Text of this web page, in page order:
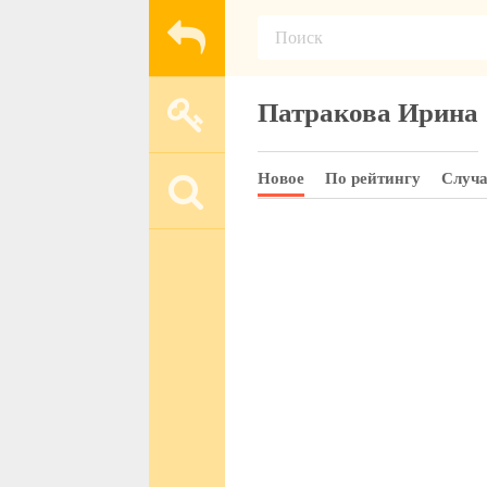
Патракова Ирина
Новое По рейтингу